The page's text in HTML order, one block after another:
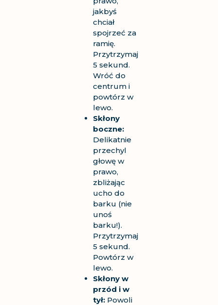
jakbyś
chciał
spojrzeć za
ramię.
Przytrzymaj
5 sekund.
Wróć do
centrum i
powtórz w
lewo.
Skłony
boczne:
Delikatnie
przechyl
głowę w
prawo,
zbliżając
ucho do
barku (nie
unoś
barku!).
Przytrzymaj
5 sekund.
Powtórz w
lewo.
Skłony w
przód i w
tył:Powoli